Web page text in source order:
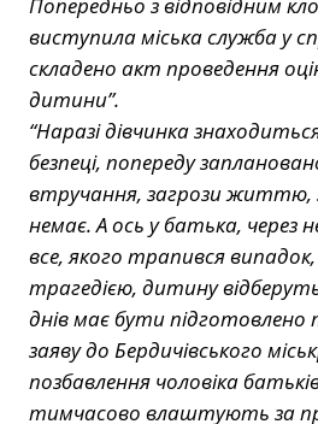
Попередньо з відповідним
виступила міська служба у
складено акт проведення
дитини”.
“Наразі дівчинка
безпеці, попереду
втручання, загрози життю,
немає. А ось у батька, через
все, якого трапився
трагедією, дитину
днів має бути
заяву до Бердичівського
позбавлення чоловіка
тимчасово влаштують за